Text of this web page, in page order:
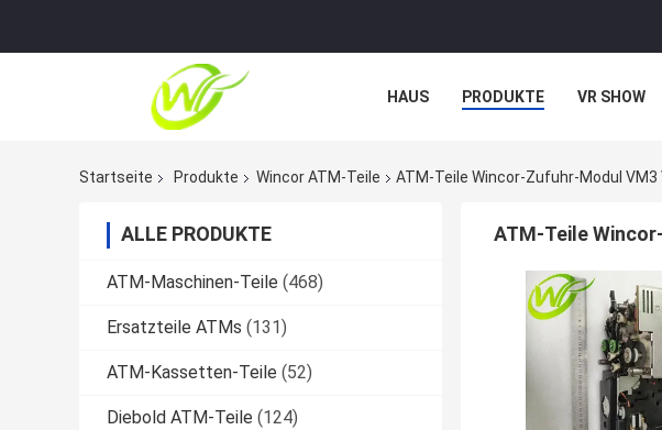
HAUS PRODUKTE VR SHOW
Startseite
Produkte Wincor ATM-Teile ATM-Teile Wincor-Zufuhr-Modul
ALLE PRODUKTE
ATM-Maschinen-Teile (468)
Ersatzteile ATMs (131)
ATM-Kassetten-Teile (52)
Diebold ATM-Teile (124)
ATM-Teile